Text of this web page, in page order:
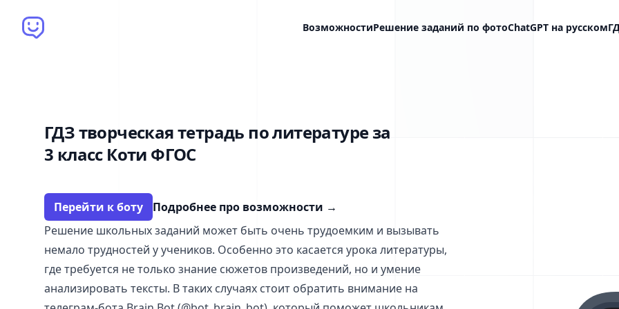
Brain Bot ВозможностиРешение заданий по фотоChatGPT на русском
ГДЗ творческая тетрадь по литературе за
3 класс Коти ФГОС
Перейти к боту Подробнее про возможности →
Решение школьных заданий может быть очень трудоемким и вызывать
немало трудностей у учеников. Особенно это касается урока литературы,
где требуется не только знание сюжетов произведений, но и умение
анализировать тексты. В таких случаях стоит обратить внимание на